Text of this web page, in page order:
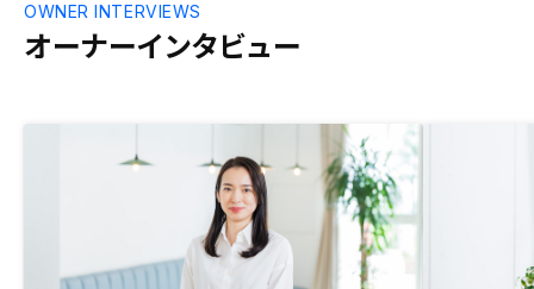
オーナーインタビュー
OWNER INTERVIEWS